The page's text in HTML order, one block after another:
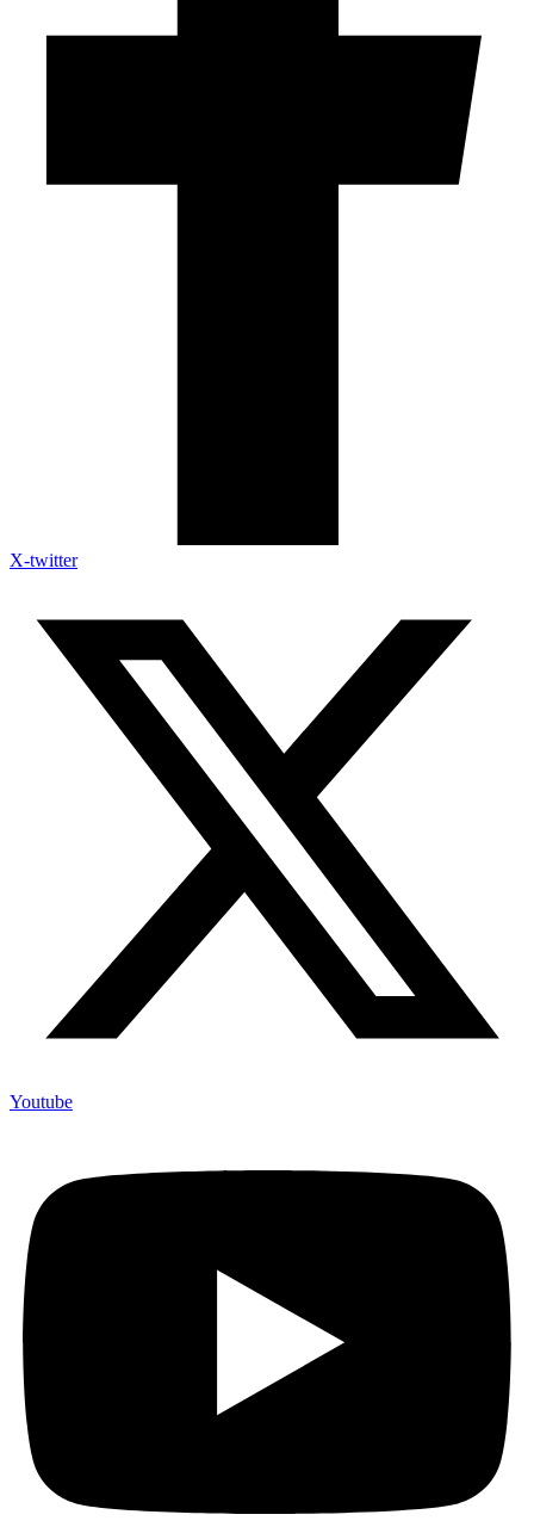
X-twitter
Youtube